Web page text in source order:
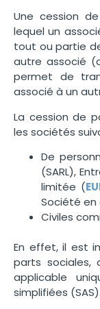
Une cession
lequel un
tout ou partie
autre associé
permet de
associé à un
La cession de
les sociétés
De
(SARL),
limitée (
Société en
Civiles
En effet, il est
parts sociales,
applicable
simplifiées (SAS).